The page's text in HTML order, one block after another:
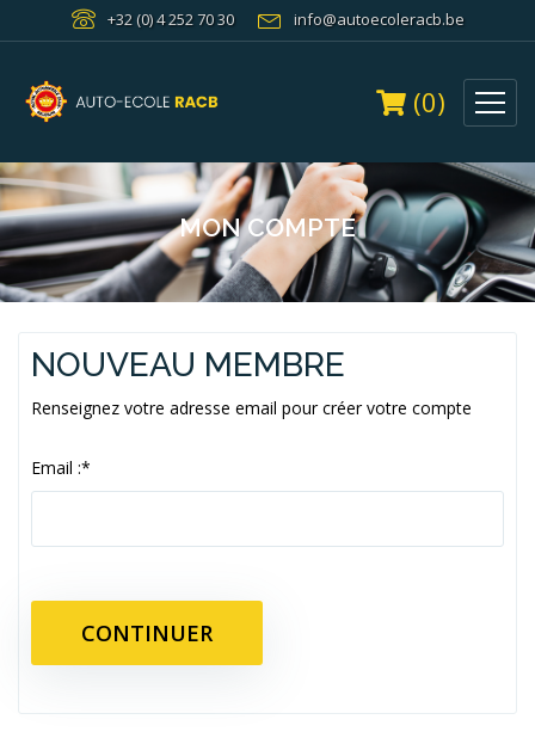
+32 (0) 4 252 70 30 info@autoecoleracb.be
(0)
MON COMPTE
NOUVEAU MEMBRE
Renseignez votre adresse email pour créer votre compte
Email :*